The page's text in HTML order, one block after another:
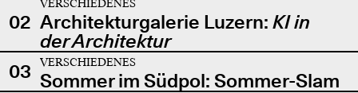
02
VERSCHIEDENES
Architekturgalerie Luzern: KI in
der Architektur
03
VERSCHIEDENES
Sommer im Südpol: Sommer-Slam